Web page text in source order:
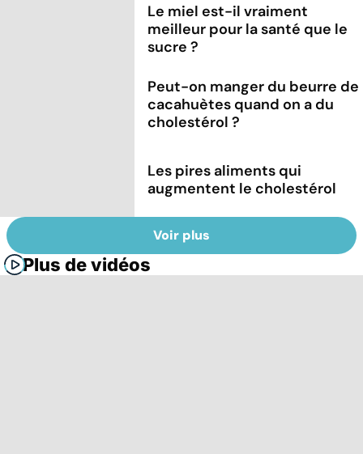
Le miel est-il vraiment
meilleur pour la santé que le
sucre ?
Peut-on manger du beurre de
cacahuètes quand on a du
cholestérol ?
Les pires aliments qui
augmentent le cholestérol
Voir plus
Plus de vidéos